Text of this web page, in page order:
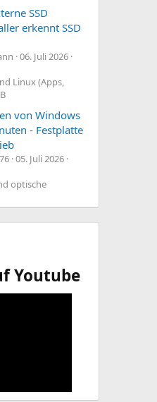
SSD
erkennt SSD
06. Juli 2026
Linux (Apps,
von Windows
- Festplatte
05. Juli 2026
optische
Youtube